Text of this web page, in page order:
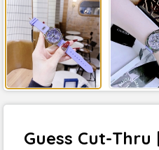
Guess Cut-Thru